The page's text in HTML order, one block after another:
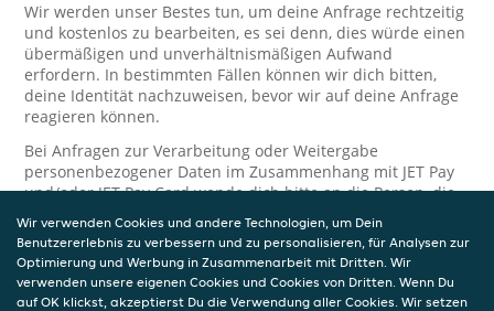
Wir werden unser Bestes tun, um deine Anfrage rechtzeitig
und kostenlos zu bearbeiten, es sei denn, dies würde einen
übermäßigen und unverhältnismäßigen Aufwand
erfordern. In bestimmten Fällen können wir dich bitten,
deine Identität nachzuweisen, bevor wir auf deine Anfrage
reagieren können.
Bei Anfragen zur Verarbeitung oder Weitergabe
personenbezogener Daten im Zusammenhang mit JET Pay
und/oder JET Pay Card wende dich bitte an die Person, die
dir das JET Pay-Guthaben gewährt (das kann dein
Arbeitgeber, Geschäftspartner usw. sein). Dies ist
erforderlich, da JET und die Person, die dir das Guthaben
gewährt, eine separate Verantwortung für die Verarbeitung
und den Schutz deiner personenbezogenen Daten haben.
Wir verwenden Cookies und andere Technologien, um Dein
Benutzererlebnis zu verbessern und zu personalisieren, für Analysen zur
Optimierung und Werbung in Zusammenarbeit mit Dritten. Wir
verwenden unsere eigenen Cookies und Cookies von Dritten. Wenn Du
auf OK klickst, akzeptierst Du die Verwendung aller Cookies. Wir setzen